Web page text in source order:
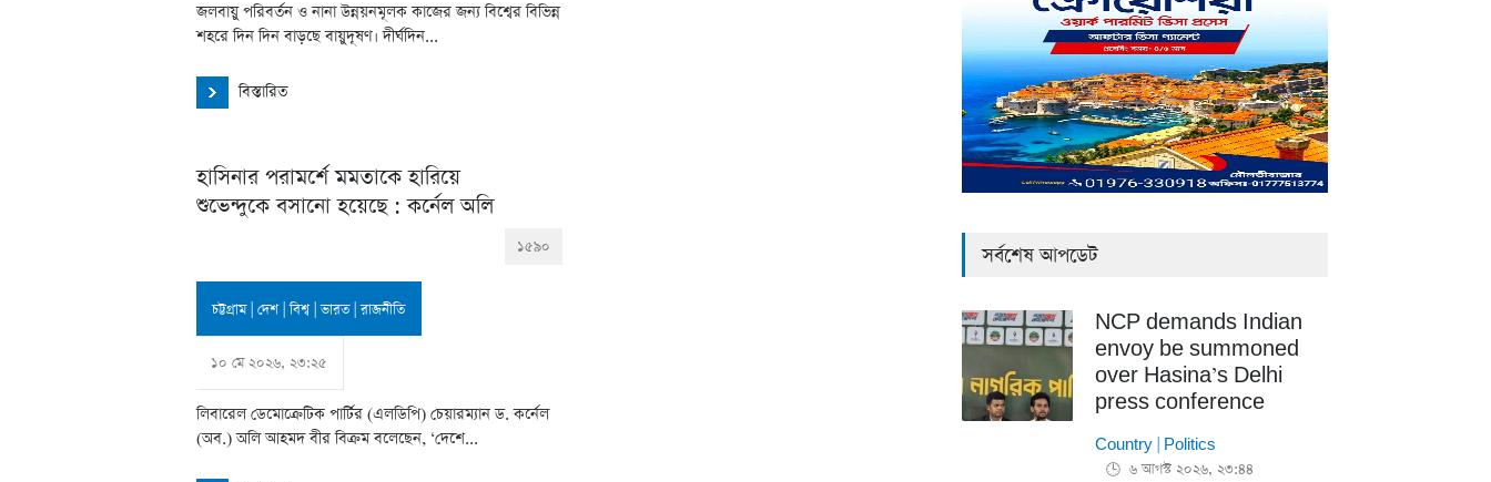
জলবায়ু পরিবর্তন ও নানা উন্নয়নমূলক কাজের জন্য বিশ্বের বিভিন্ন
শহরে দিন দিন বাড়ছে বায়ুদূষণ। দীর্ঘদিন...
বিস্তারিত
হাসিনার পরামর্শে মমতাকে হারিয়ে
শুভেন্দুকে বসানো হয়েছে : কর্নেল অলি
১৫৯০
চট্টগ্রাম| দেশ|বিশ্ব|ভারত|রাজনীতি
১০ মে ২০২৬, ২৩:২৫
লিবারেল ডেমোক্রেটিক পার্টির (এলডিপি) চেয়ারম্যান ড. কর্নেল
(অব.) অলি আহমদ বীর বিক্রম বলেছেন, ‘দেশে...
সর্বশেষ আপডেট
NCP demands Indian
envoy be summoned
over Hasina’s Delhi
press conference
Country Politics
🕒 ৬ আগস্ট ২০২৬, ২৩:৪৪